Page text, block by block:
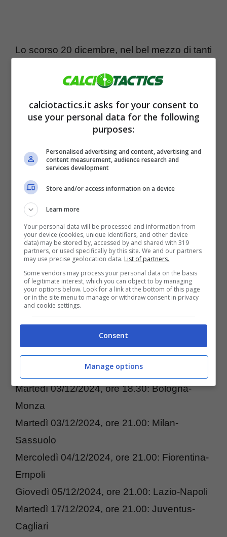
Lo scorso 20 dicembre, nel bel mezzo di tanti
nerazzurra si piegò alla sorprendente
formazione felsinea, che si tolse la
soddisfazione di estromettere subito dalla
competizione i bicampioni in carica.
Quest’anno l’Inter farà invece il suo
esordio, sempre a Milano, contro
l’Udinese:altra compagine che sta
stupendo non poco grazie ad un ottimo avvio
di stagione.
La Lega, che ha spalmato in giorni ed orari
diversi le gare del turno per consentire la più
ampia copertura televisiva possibile, ha
stabilito quando scenderà in campo la
formazione allenata da Simone Inzaghi.
Ecco il programma completo degli ottavi di
finale.
Martedì 03/12/2024, ore 18.30: Bologna-
Monza
Martedì 03/12/2024, ore 21.00: Milan-
Sassuolo
Mercoledì 04/12/2024, ore 21.00: Fiorentina-
Empoli
Giovedì 05/12/2024, ore 21.00: Lazio-Napoli
Martedì 17/12/2024, ore 21.00: Juventus-
Cagliari
calciotactics.it asks for your consent to
use your personal data for the following
purposes:
Personalised advertising and content, advertising and
content measurement, audience research and
services development
Store and/or access information on a device
Learn more
Your personal data will be processed and information from
your device (cookies, unique identifiers, and other device
data) may be stored by, accessed by and shared with 319
partners, or used specifically by this site. We and our partners
may use precise geolocation data. List of partners.
Some vendors may process your personal data on the basis
of legitimate interest, which you can object to by managing
your options below. Look for a link at the bottom of this page
or in the site menu to manage or withdraw consent in privacy
and cookie settings.
Consent
Manage options